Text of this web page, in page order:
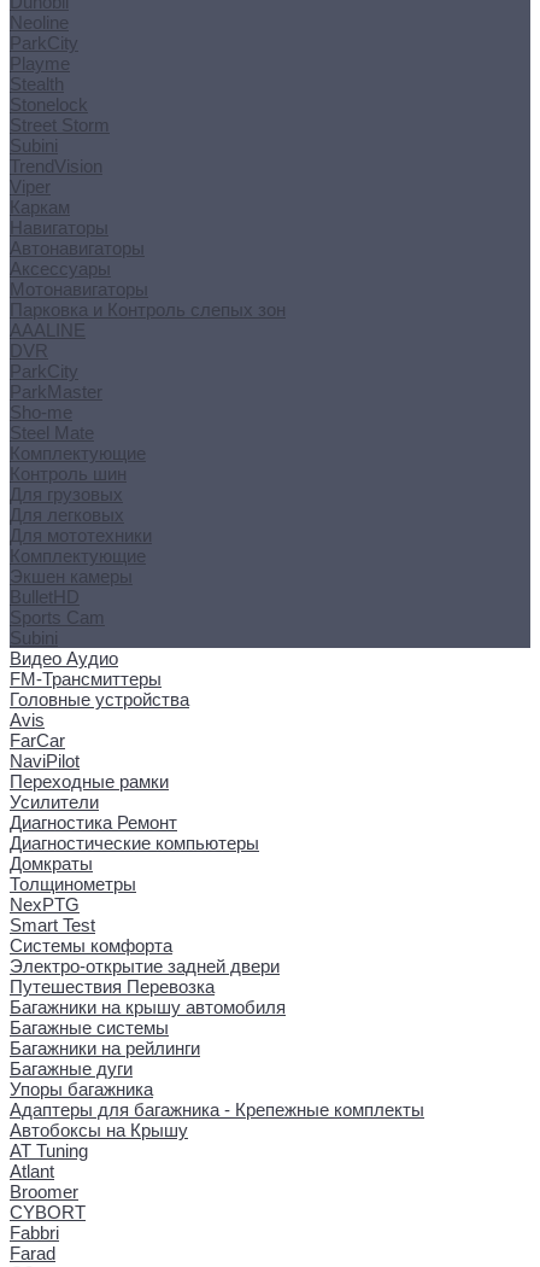
Neoline
ParkCity
Playme
Stealth
Stonelock
Street Storm
Subini
TrendVision
Viper
Каркам
Навигаторы
Автонавигаторы
Аксессуары
Мотонавигаторы
Парковка и Контроль слепых зон
AAALINE
DVR
ParkCity
ParkMaster
Sho-me
Steel Mate
Комплектующие
Контроль шин
Для грузовых
Для легковых
Для мототехники
Комплектующие
Экшен камеры
BulletHD
Sports Cam
Subini
Видео Аудио
FM-Трансмиттеры
Головные устройства
Avis
FarCar
NaviPilot
Переходные рамки
Усилители
Диагностика Ремонт
Диагностические компьютеры
Домкраты
Толщинометры
NexPTG
Smart Test
Системы комфорта
Электро-открытие задней двери
Путешествия Перевозка
Багажники на крышу автомобиля
Багажные системы
Багажники на рейлинги
Багажные дуги
Упоры багажника
Адаптеры для багажника - Крепежные комплекты
Автобоксы на Крышу
AT Tuning
Atlant
Broomer
CYBORT
Fabbri
Farad